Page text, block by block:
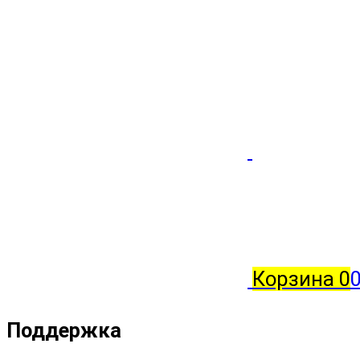
Корзина 0
Поддержка